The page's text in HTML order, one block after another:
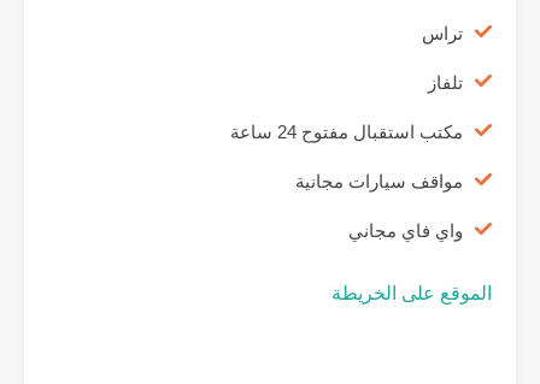
تراس
تلفاز
مكتب استقبال مفتوح 24 ساعة
مواقف سيارات مجانية
واي فاي مجاني
الموقع على الخريطة